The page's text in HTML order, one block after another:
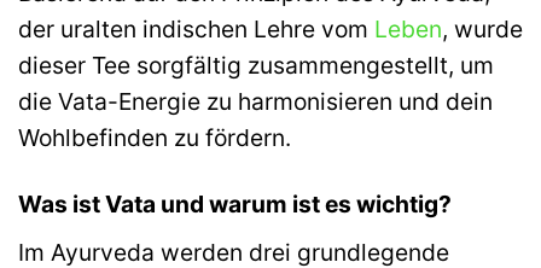
der uralten indischen Lehre vom Leben, wurde
dieser Tee sorgfältig zusammengestellt, um
die Vata-Energie zu harmonisieren und dein
Wohlbefinden zu fördern.
Was ist Vata und warum ist es wichtig?
Im Ayurveda werden drei grundlegende